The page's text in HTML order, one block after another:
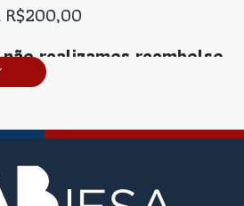
R$200,00
não realizamos reembolso
referentes a cursos
que verifique todas as
sobre o curso.